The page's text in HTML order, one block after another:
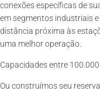
conexões específicas de
em segmentos industriais
distância próxima às
uma melhor operação.
Capacidades entre
Ou construímos seu